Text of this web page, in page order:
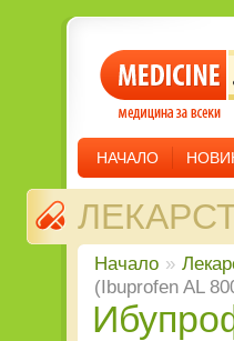
НАЧАЛО
Начало »
(Ibuprofen AL